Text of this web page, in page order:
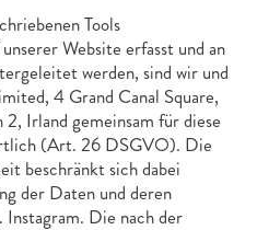
Tools
Website erfasst und an
werden, sind wir und
4 Grand Canal Square,
Irland gemeinsam für diese
(Art. 26 DSGVO). Die
beschränkt sich dabei
der Daten und deren
Instagram. Die nach der